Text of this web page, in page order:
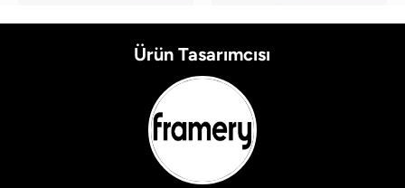
Ürün Tasarımcısı